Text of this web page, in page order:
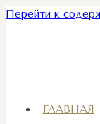
Перейти к
ГЛАВНАЯ